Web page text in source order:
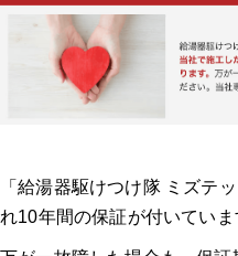
「給湯器駆けつけ隊 ミズテ
れ10年間の保証が付いていま